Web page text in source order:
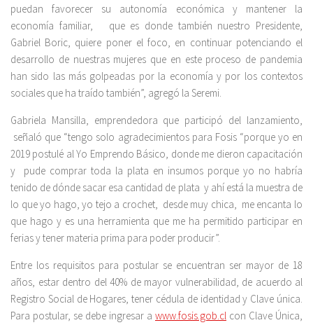
puedan favorecer su autonomía económica y mantener la
economía familiar, que es donde también nuestro Presidente,
Gabriel Boric, quiere poner el foco, en continuar potenciando el
desarrollo de nuestras mujeres que en este proceso de pandemia
han sido las más golpeadas por la economía y por los contextos
sociales que ha traído también”, agregó la Seremi.
Gabriela Mansilla, emprendedora que participó del lanzamiento,
señaló que “tengo solo agradecimientos para Fosis “porque yo en
2019 postulé al Yo Emprendo Básico, donde me dieron capacitación
y pude comprar toda la plata en insumos porque yo no habría
tenido de dónde sacar esa cantidad de plata y ahí está la muestra de
lo que yo hago, yo tejo a crochet, desde muy chica, me encanta lo
que hago y es una herramienta que me ha permitido participar en
ferias y tener materia prima para poder producir”.
Entre los requisitos para postular se encuentran ser mayor de 18
años, estar dentro del 40% de mayor vulnerabilidad, de acuerdo al
Registro Social de Hogares, tener cédula de identidad y Clave única.
Para postular, se debe ingresar a www.fosis.gob.cl con Clave Única,